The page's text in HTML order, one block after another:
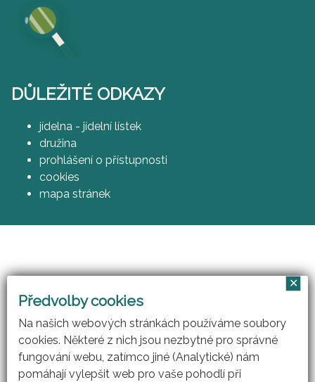
DŮLEŽITÉ ODKAZY
jídelna - jídelní lístek
družina
prohlášení o přístupnosti
cookies
mapa stránek
(CZ.1.07/1.3.00/51.0007)
Předvolby cookies
Na našich webových stránkách používáme soubory
cookies. Některé z nich jsou nezbytné pro správné
fungování webu, zatímco jiné (Analytické) nám
pomáhají vylepšit web pro vaše pohodlí při
✕